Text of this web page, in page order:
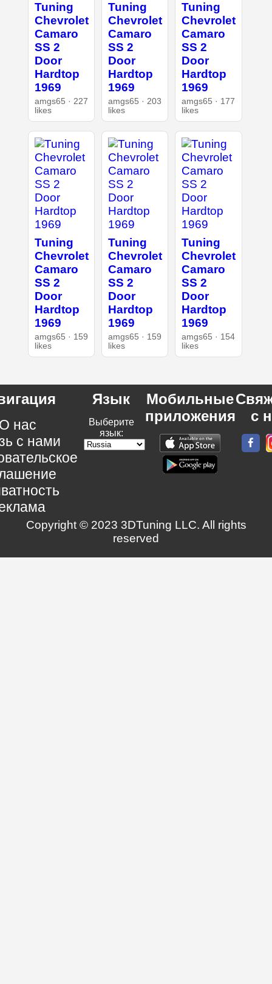
Tuning
Chevrolet
Camaro
SS 2
Door
Hardtop
1969
amgs65 · 227
likes
Tuning
Chevrolet
Camaro
SS 2
Door
Hardtop
1969
amgs65 · 203
likes
Tuning
Chevrolet
Camaro
SS 2
Door
Hardtop
1969
amgs65 · 177
likes
Tuning
Chevrolet
Camaro
SS 2
Door
Hardtop
1969
amgs65 · 159
likes
Tuning
Chevrolet
Camaro
SS 2
Door
Hardtop
1969
amgs65 · 159
likes
Tuning
Chevrolet
Camaro
SS 2
Door
Hardtop
1969
amgs65 · 154
likes
нас
с нами
Язык
Выберите
язык:
Мобильные
приложения
с
Copyright © 2023 3DTuning LLC. All rights
reserved